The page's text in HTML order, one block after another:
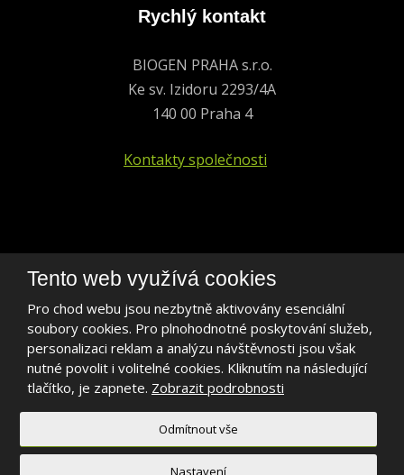
Rychlý kontakt
BIOGEN PRAHA s.r.o.
Ke sv. Izidoru 2293/4A
140 00 Praha 4
Kontakty společnosti
biogen@biogen.cz
LinkedIn
2026, BIOGEN PRAHA s.r.o.
Mapa stránek |Podmínky použití
Tento web využívá cookies
Pro chod webu jsou nezbytně aktivovány esenciální
soubory cookies. Pro plnohodnotné poskytování služeb,
personalizaci reklam a analýzu návštěvnosti jsou však
nutné povolit i volitelné cookies. Kliknutím na následující
tlačítko, je zapnete. Zobrazit podrobnosti
Odmítnout vše
Nastavení